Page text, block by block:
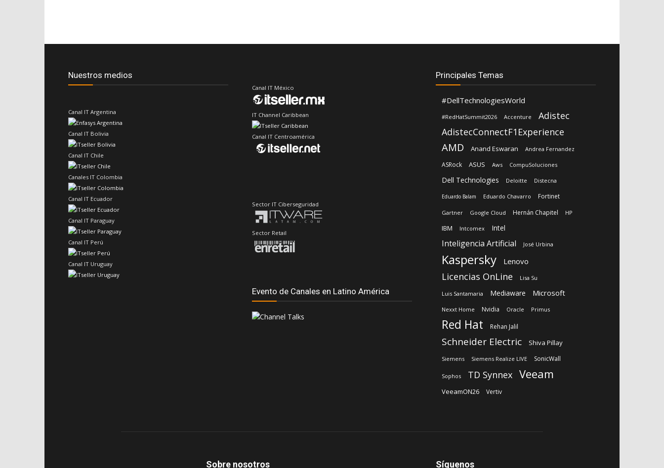
Nuestros medios
Canal IT Argentina
Canal IT Bolivia
Canal IT Chile
Canales IT Colombia
Canal IT Ecuador
Canal IT Paraguay
Canal IT Perú
Canal IT Uruguay
Canal IT México
IT Channel Caribbean
Canal IT Centroamérica
Sector IT Ciberseguridad
Sector Retail
Evento de Canales en Latino América
Principales Temas
#DellTechnologiesWorld
#RedHatSummit2026 Accenture
Adistec
AdistecConnectF1Experience
AMD Anand Eswaran Andrea Fernandez
ASRock ASUS Aws CompuSoluciones
Dell Technologies Deloitte Distecna
Eduardo Balam Eduardo Chavarro Fortinet
Gartner Google Cloud Hernán Chapitel HP
IBM Intcomex Intel
Inteligencia Artificial José Urbina
Kaspersky Lenovo
Licencias OnLine Lisa Su
Luis Santamaria Mediaware Microsoft
Nexxt Home Nvidia Oracle Primus
Red Hat Rehan Jalil
Schneider Electric Shiva Pillay
Siemens Siemens Realize LIVE SonicWall
Sophos TD Synnex Veeam
VeeamON26 Vertiv
Sobre nosotros Síguenos